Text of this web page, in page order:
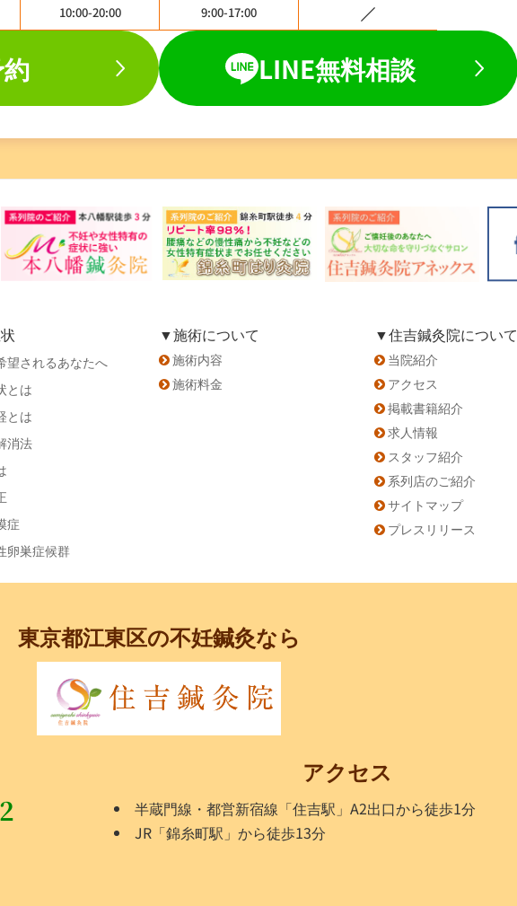
10:00-20:00 9:00-17:00
LINE無料相談
望されるあなたへ
とは
とは
消法
症
卵巣症候群
▼施術について
施術内容
施術料金
▼住吉鍼灸院について
当院紹介
アクセス
掲載書籍紹介
求人情報
スタッフ紹介
系列店のご紹介
サイトマップ
プレスリリース
東京都江東区の不妊鍼灸なら
アクセス
半蔵門線・都営新宿線「住吉駅」A2出口から徒歩1分
JR「錦糸町駅」から徒歩13分